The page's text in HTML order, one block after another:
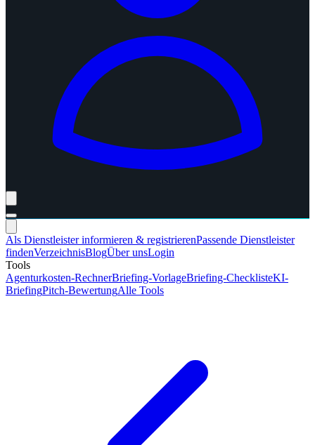
Als Dienstleister informieren & registrierenPassende Dienstleister
findenVerzeichnisBlogÜber unsLogin
Tools
Agenturkosten-RechnerBriefing-VorlageBriefing-ChecklisteKI-
BriefingPitch-BewertungAlle Tools